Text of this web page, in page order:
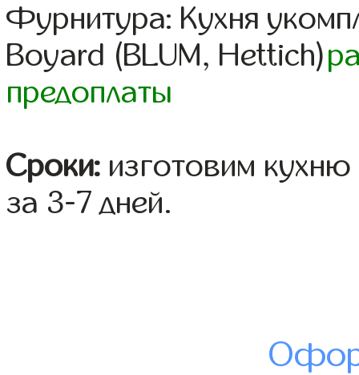
Фурнитура: Кухня
Boyard (BLUM, Hettich)
предоплаты
Сроки: изготовим
за 3-7 дней.